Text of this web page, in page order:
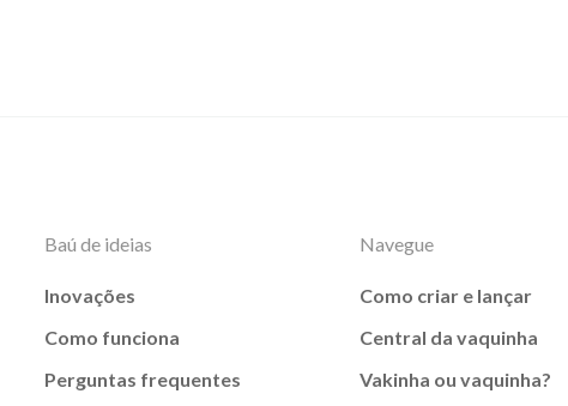
Baú de ideias
Inovações
Como funciona
Perguntas frequentes
Navegue
Como criar e lançar
Central da vaquinha
Vakinha ou vaquinha?